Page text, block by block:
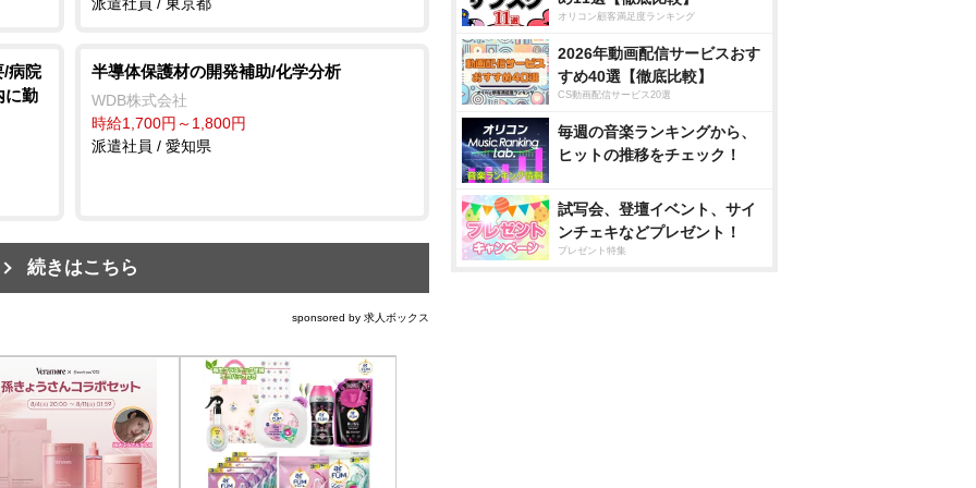
/病院
に勤
半導体保護材の開発補助/化学分析
WDB株式会社
時給1,700円～1,800円
派遣社員 / 愛知県
続きはこちら
sponsored by 求人ボックス
オリコン顧客満足度ランキング
2026年動画配信サービスおす
すめ40選【徹底比較】
CS動画配信サービス20選
毎週の音楽ランキングから、
ヒットの推移をチェック！
試写会、登壇イベント、サイ
ンチェキなどプレゼント！
プレゼント特集